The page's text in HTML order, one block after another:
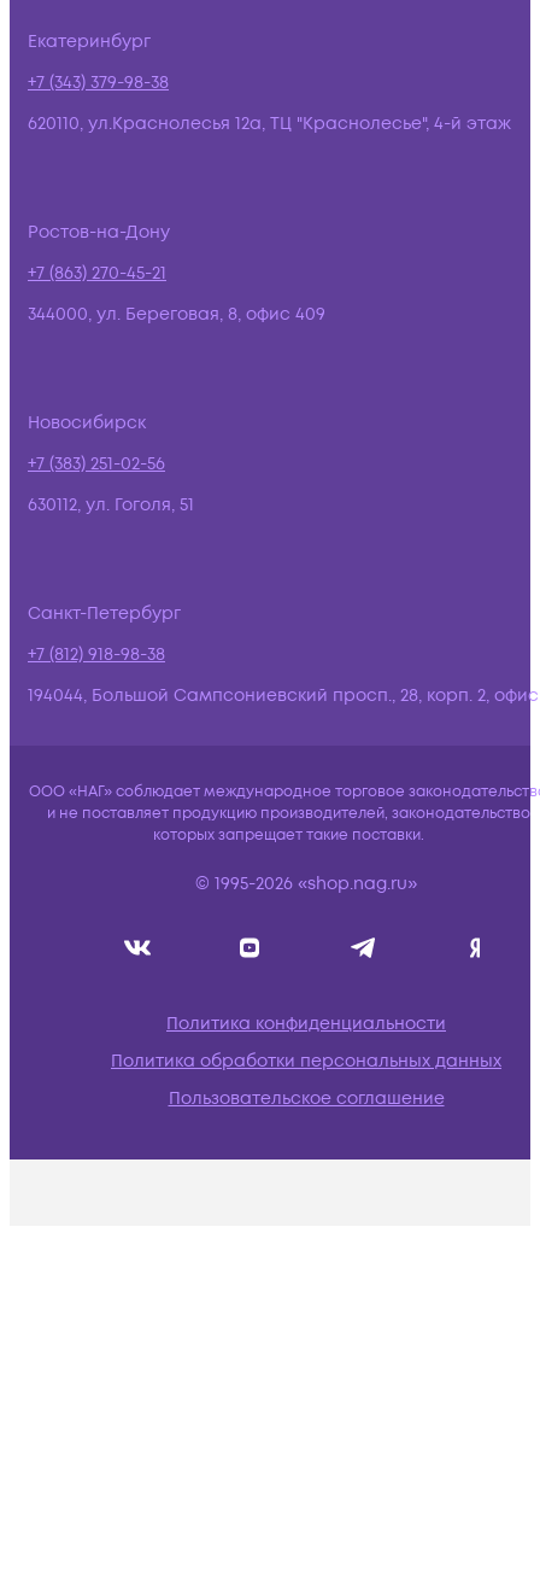
Екатеринбург
+7 (343) 379-98-38
620110, ул.Краснолесья 12а, ТЦ "Краснолесье", 4-й этаж
Ростов-на-Дону
+7 (863) 270-45-21
344000, ул. Береговая, 8, офис 409
Новосибирск
+7 (383) 251-02-56
630112, ул. Гоголя, 51
Санкт-Петербург
+7 (812) 918-98-38
194044, Большой Сампсониевский просп., 28, корп. 2,
ООО «НАГ» соблюдает международное торговое
и не поставляет продукцию производителей, законодательство
которых запрещает такие поставки.
© 1995-2026 «shop.nag.ru»
Политика конфиденциальности
Политика обработки персональных данных
Пользовательское соглашение